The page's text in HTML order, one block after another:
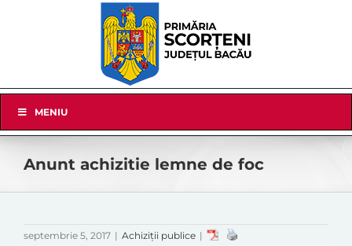
Navigation
MENIU
Anunt achizitie lemne de foc
septembrie 5, 2017 | Achiziții publice |